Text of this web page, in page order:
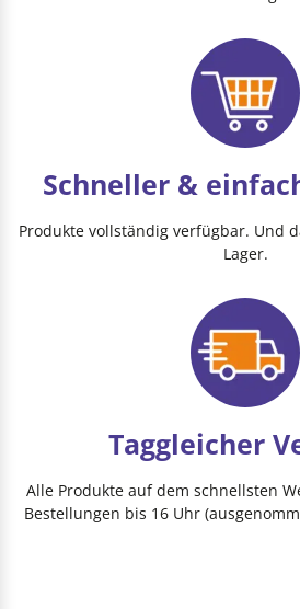
Schneller &
Produkte vollständig verfügbar. Und
Lager.
Taggleicher
Alle Produkte auf dem schnellsten
Bestellungen bis 16 Uhr